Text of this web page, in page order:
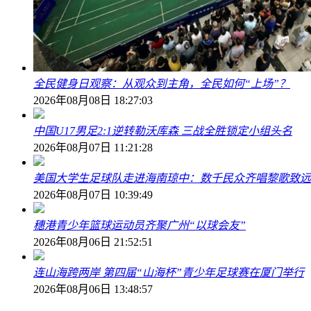
全民健身日观察：从观众到主角，全民如何“上场”？
2026年08月08日 18:27:03
中国U17男足2:1逆转勒沃库森 三战全胜锁定小组头名
2026年08月07日 11:21:28
美国大学生足球队走进海南琼中：数千民众齐唱黎歌致
2026年08月07日 10:39:49
穗港青少年篮球运动员齐聚广州“以球会友”
2026年08月06日 21:52:51
连山海跨两岸 第四届“山海杯”青少年足球赛在厦门举行
2026年08月06日 13:48:57